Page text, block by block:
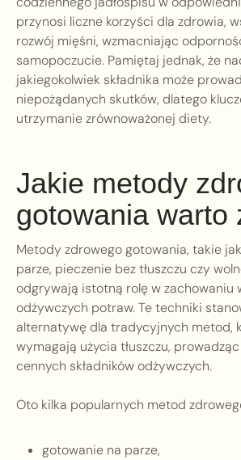
przynosi liczne korzyści dla zdrowia,
rozwój mięśni, wzmacniając
samopoczucie. Pamiętaj jednak, że
jakiegokolwiek składnika może
niepożądanych skutków, dlatego
utrzymanie zrównoważonej diety.
Jakie metody
gotowania warto
Metody zdrowego gotowania, takie
parze, pieczenie bez tłuszczu czy
odgrywają istotną rolę w zachowaniu
odżywczych potraw. Te techniki
alternatywę dla tradycyjnych metod,
wymagają użycia tłuszczu,
cennych składników odżywczych.
Oto kilka popularnych metod
gotowanie na parze,